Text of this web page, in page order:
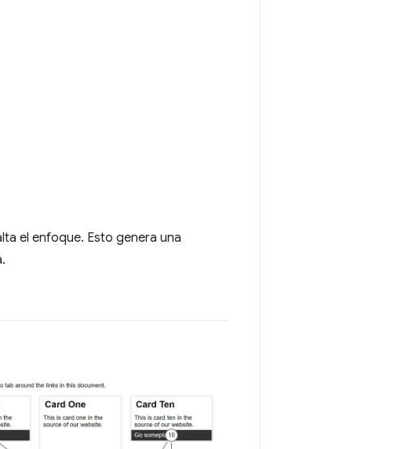
el enfoque. Esto genera una